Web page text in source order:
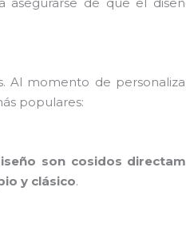
Al momento de
populares:
son cosidos
y clásico.